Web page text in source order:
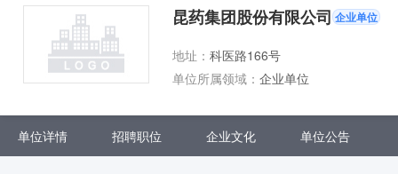
昆药集团股份有限公司 企业单位
地址： 科医路166号
单位所属领域： 企业单位
单位详情 招聘职位 企业文化 单位公告